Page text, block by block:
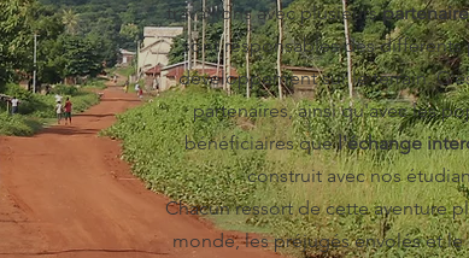
travaillons avec plusieurs
sont responsables des
développement sur le terrain.
partenaires, ainsi qu'avec les
bénéficiaires quel'échange
construit avec nos
Chacun ressort de cette aventure
monde, les préjugés envolés et